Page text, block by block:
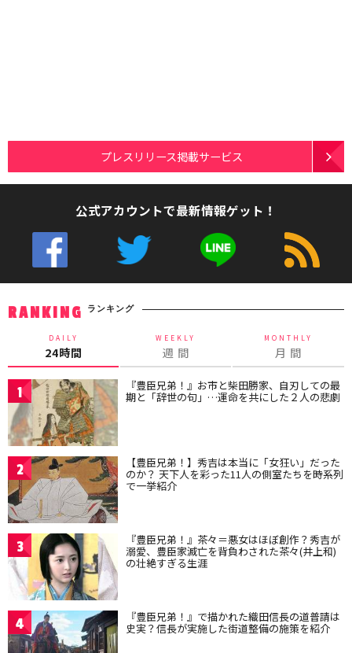
プレスリリース掲載サービス
公式アカウントで最新情報ゲット！
RANKING ランキング
DAILY
24時間
WEEKLY
週 間
MONTHLY
月 間
1 『豊臣兄弟！』お市と柴田勝家、自刃しての最
期と「辞世の句」…運命を共にした２人の悲劇
2 【豊臣兄弟！】秀吉は本当に「女狂い」だった
のか？ 天下人を彩った11人の側室たちを時系列
で一挙紹介
3 『豊臣兄弟！』茶々＝悪女はほぼ創作？秀吉が
溺愛、豊臣家滅亡を背負わされた茶々(井上和)
の壮絶すぎる生涯
4 『豊臣兄弟！』で描かれた織田信長の道普請は
史実？信長が実施した街道整備の施策を紹介